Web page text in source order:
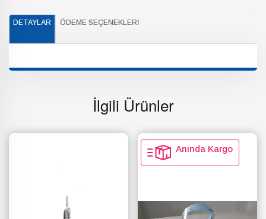
DETAYLAR ÖDEME SEÇENEKLERI
İlgili Ürünler
Anında Kargo